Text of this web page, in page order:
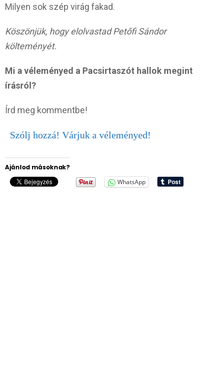
Milyen sok szép virág fakad.
Köszönjük, hogy elolvastad Petőfi Sándor
költeményét.
Mi a véleményed a Pacsirtaszót hallok megint
írásról?
Írd meg kommentbe!
Szólj hozzá! Várjuk a véleményed!
Ajánlod másoknak?
WhatsApp